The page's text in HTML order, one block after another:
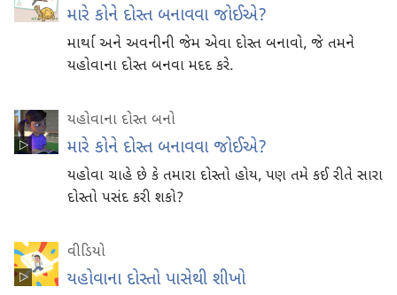
મારે કોને દોસ્ત બનાવવા જોઈએ?
માર્થા અને અવનીની જેમ એવા દોસ્ત બનાવો, જે તમને
યહોવાના દોસ્ત બનવા મદદ કરે.
યહોવાના દોસ્ત બનો
મારે કોને દોસ્ત બનાવવા જોઈએ?
યહોવા ચાહે છે કે તમારા દોસ્તો હોય, પણ તમે કઈ રીતે સારા
દોસ્તો પસંદ કરી શકો?
વીડિયો
યહોવાના દોસ્તો પાસેથી શીખો